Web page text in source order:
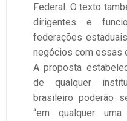
Federal. O texto
dirigentes e
federações
negócios com essas
A proposta
de qualquer
brasileiro poderão
“em qualquer